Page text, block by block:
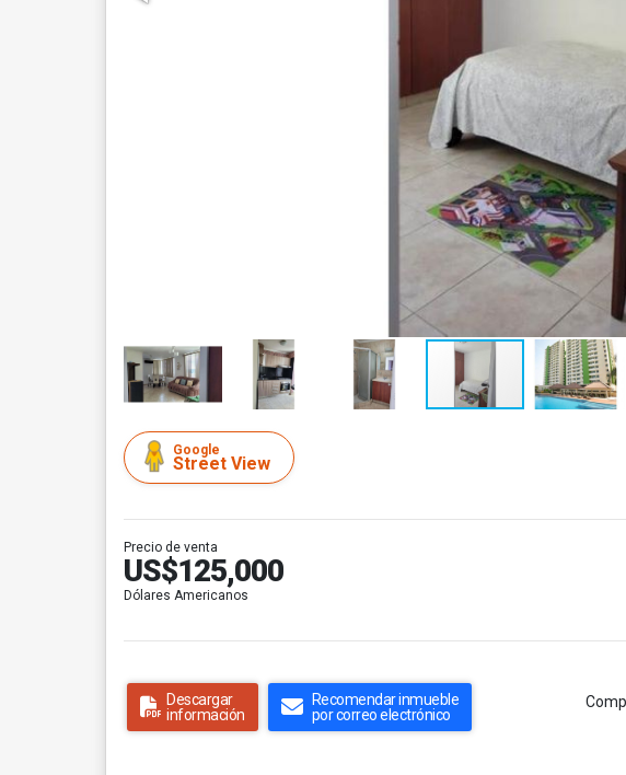
Google
Street View
Precio de venta
US$125,000
Dólares Americanos
Descargar
información
Recomendar inmueble
por correo electrónico